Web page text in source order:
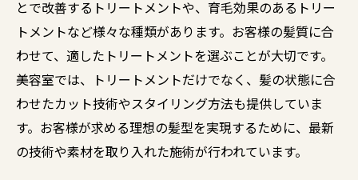
とで改善するトリートメントや、育毛効果のあるトリー
トメントなど様々な種類があります。お客様の髪質に合
わせて、適したトリートメントを選ぶことが大切です。
美容室では、トリートメントだけでなく、髪の状態に合
わせたカット技術やスタイリング方法も提供していま
す。お客様が求める理想の髪型を実現するために、最新
の技術や素材を取り入れた施術が行われています。